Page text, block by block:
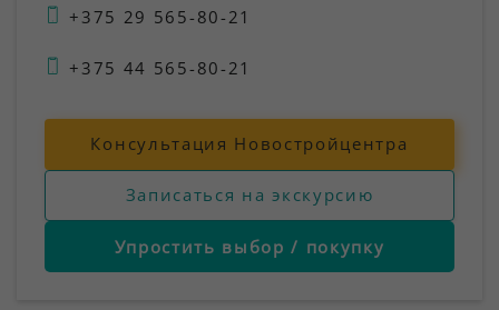
+375 29 565-80-21
+375 44 565-80-21
Консультация Новостройцентра
Записаться на экскурсию
Упростить выбор / покупку